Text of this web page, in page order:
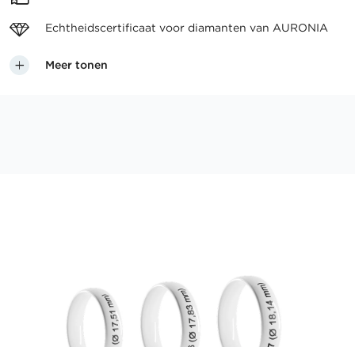
Echtheidscertificaat voor diamanten van AURONIA
Meer tonen